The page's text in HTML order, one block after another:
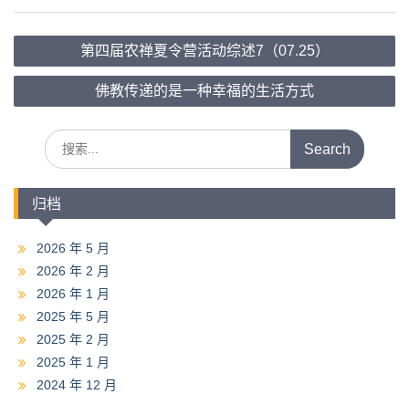
文
章
第四届农禅夏令营活动综述7（07.25）
佛教传递的是一种幸福的生活方式
Search
for:
归档
2026 年 5 月
2026 年 2 月
2026 年 1 月
2025 年 5 月
2025 年 2 月
2025 年 1 月
2024 年 12 月